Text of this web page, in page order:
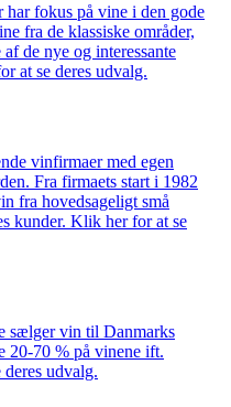
fokus på vine i den gode
fra de klassiske områder,
de nye og interessante
at se deres udvalg.
vinfirmaer med egen
Fra firmaets start i 1982
fra hovedsageligt små
kunder. Klik her for at se
sælger vin til Danmarks
20-70 % på vinene ift.
udvalg.